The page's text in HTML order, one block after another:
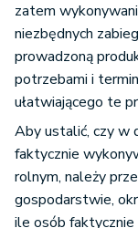
zatem
niezbędnych
prowadzoną
potrzebami i
ułatwiającego te
Aby ustalić, czy w
faktycznie
rolnym, należy
gospodarstwie,
ile osób faktycznie